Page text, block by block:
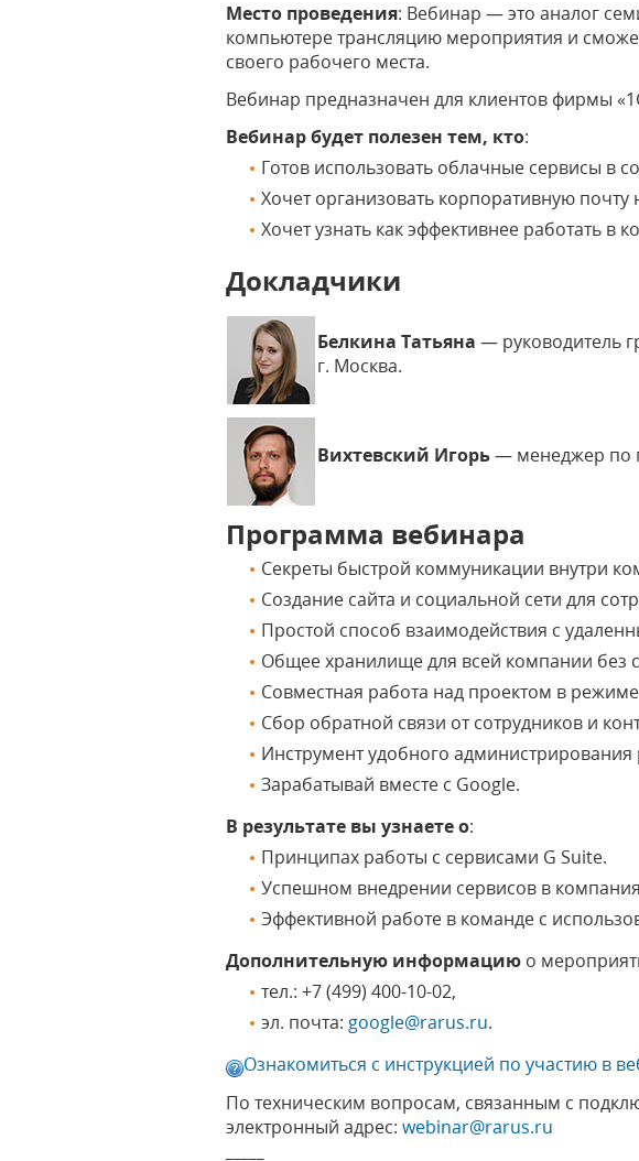
Место проведения: Вебинар — это аналог
компьютере трансляцию мероприятия и
своего рабочего места.
Вебинар предназначен для клиентов фирмы
Вебинар будет полезен тем, кто:
Готов использовать облачные сервисы в
Хочет организовать корпоративную
Хочет узнать как эффективнее работать
Докладчики
Белкина Татьяна — руководитель
г. Москва.
Вихтевский Игорь— менеджер по
Программа вебинара
Секреты быстрой коммуникации внутри
Создание сайта и социальной сети для
Простой способ взаимодействия с
Общее хранилище для всей компании без
Совместная работа над проектом в
Сбор обратной связи от сотрудников и
Инструмент удобного
Зарабатывай вместе с Google.
В результате вы узнаете о:
Принципах работы с сервисами G Suite.
Успешном внедрении сервисов в
Эффективной работе в команде с
Дополнительную информацию о
тел.: +7 (499) 400-10-02,
эл. почта: google@rarus.ru.
Ознакомиться с инструкцией по участию в
По техническим вопросам, связанным с
электронный адрес:webinar@rarus.ru